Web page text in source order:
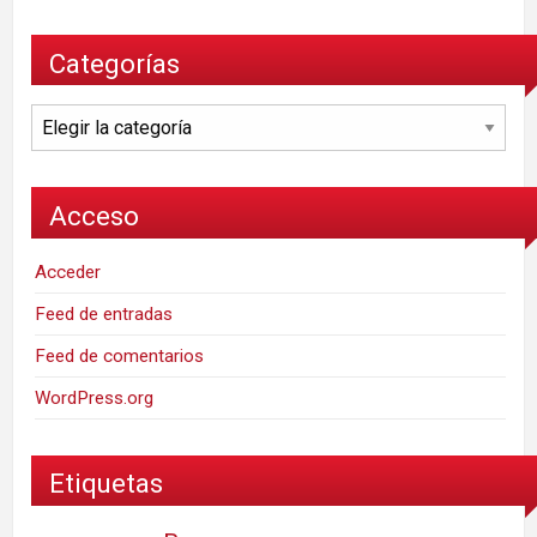
Categorías
Categorías
Acceso
Acceder
Feed de entradas
Feed de comentarios
WordPress.org
Etiquetas